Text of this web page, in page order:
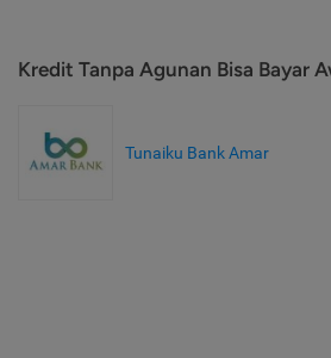
Kredit Tanpa Agunan Bisa Bayar
Tunaiku Bank Amar